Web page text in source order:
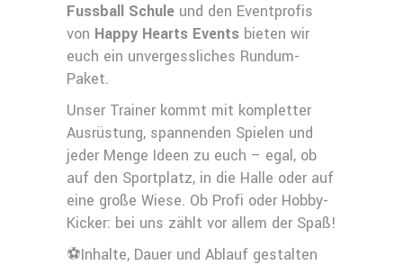
Fussball Schule und den Eventprofis
von Happy Hearts Events bieten wir
euch ein unvergessliches Rundum-
Paket.
Unser Trainer kommt mit kompletter
Ausrüstung, spannenden Spielen und
jeder Menge Ideen zu euch – egal, ob
auf den Sportplatz, in die Halle oder auf
eine große Wiese. Ob Profi oder Hobby-
Kicker: bei uns zählt vor allem der Spaß!
⚽️Inhalte, Dauer und Ablauf gestalten